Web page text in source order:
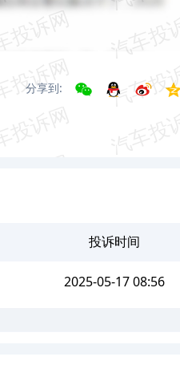
分享到:
投诉时间
2025-05-17 08:56